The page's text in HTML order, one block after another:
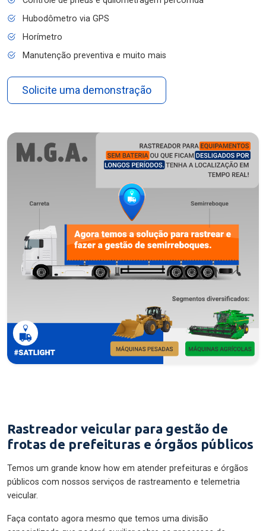
Hubodômetro via GPS
Horímetro
Manutenção preventiva e muito mais
Solicite uma demonstração
Rastreador veicular para gestão de
frotas de prefeituras e órgãos públicos
Temos um grande know how em atender prefeituras e órgãos
públicos com nossos serviços de rastreamento e telemetria
veicular.
Faça contato agora mesmo que temos uma divisão